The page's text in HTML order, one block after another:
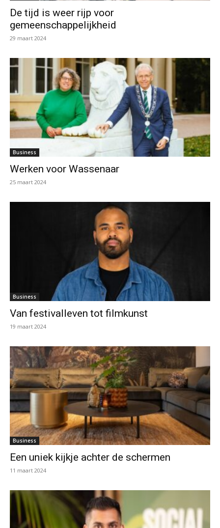
De tijd is weer rijp voor
gemeenschappelijkheid
29 maart 2024
Business
Werken voor Wassenaar
25 maart 2024
Business
Van festivalleven tot filmkunst
19 maart 2024
Business
Een uniek kijkje achter de schermen
11 maart 2024